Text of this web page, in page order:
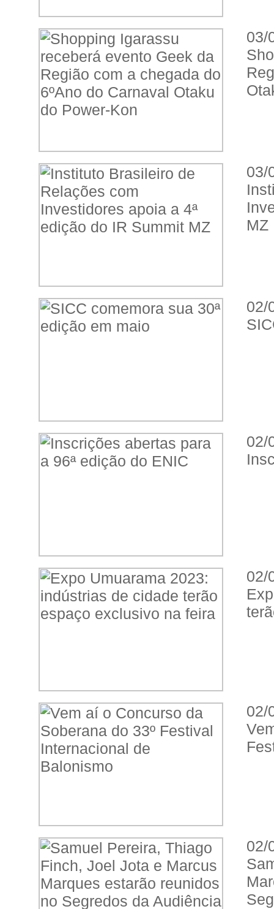
03/
03/
MZ
02/
02/
02/
02/
02/